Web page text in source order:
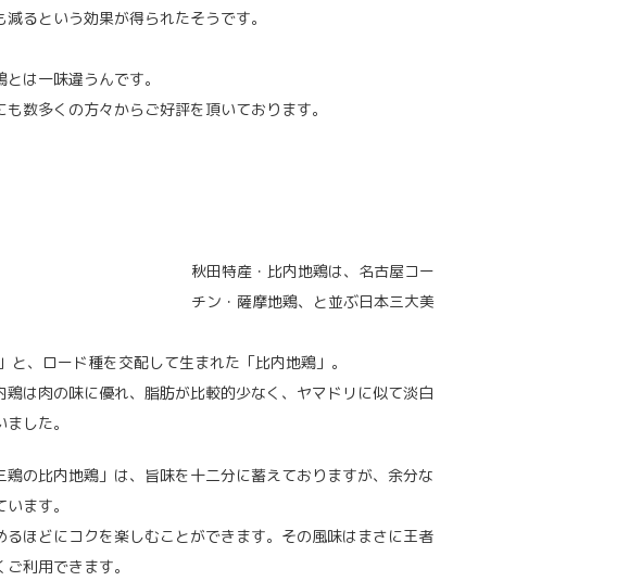
るという効果が得られたそうです。
は一味違うんです。
数多くの方々からご好評を頂いております。
秋田特産・比内地鶏は、名古屋コー
チン・薩摩地鶏、と並ぶ日本三大美
、ロード種を交配して生まれた「比内地鶏」。
は肉の味に優れ、脂肪が比較的少なく、ヤマドリに似て淡白
した。
の比内地鶏」は、旨味を十二分に蓄えておりますが、余分な
ます。
ほどにコクを楽しむことができます。その風味はまさに王者
利用できます。